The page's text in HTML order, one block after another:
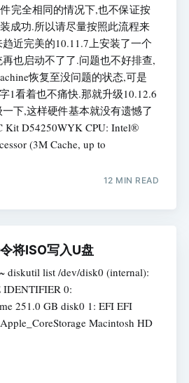
完全相同的情况下,也不保证按
成功.所以请尽量按照此流程来
近完美的10.11.7上安装了一个
也启动不了了.问题也不好排查,
恢复至没问题的状态,可是
1看着也不痛快.那就升级10.12.6
下,这样硬件基本就没有遗憾了
Kit D54250WYK CPU: Intel®
(3M Cache, up to
12 MIN READ
将ISO写入U盘
list /dev/disk0 (internal):
0:
251.0 GB disk0 1: EFI EFI
Macintosh HD